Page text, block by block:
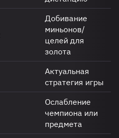
Добивание
миньонов/
целей для
золота
Актуальная
стратегия игры
Ослабление
чемпиона или
предмета